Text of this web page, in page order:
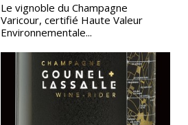
Le vignoble du Champagne
Varicour, certifié Haute Valeur
Environnementale...